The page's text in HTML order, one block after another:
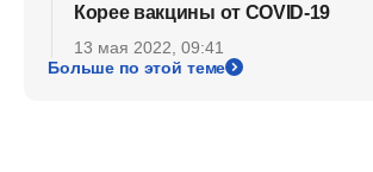
Корее вакцины от COVID-19
13 мая 2022, 09:41
Больше по этой теме